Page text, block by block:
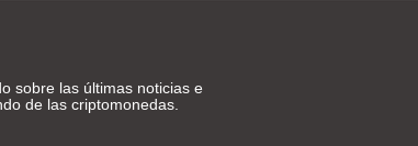
sobre las últimas noticias e
de las criptomonedas.